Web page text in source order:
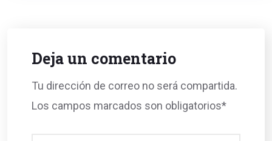
Deja un comentario
Tu dirección de correo no será compartida.
Los campos marcados son obligatorios*